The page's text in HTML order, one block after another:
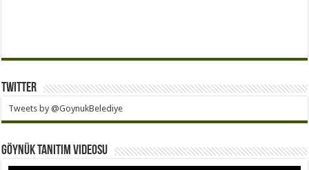
Twitter
Tweets by @GoynukBelediye
Göynük Tanıtım Videosu